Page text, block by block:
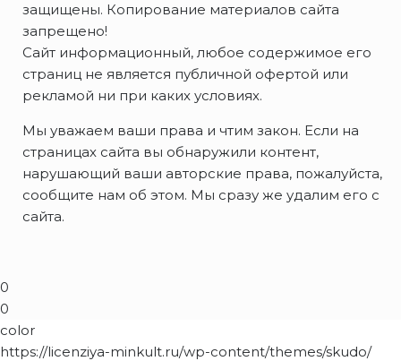
защищены. Копирование материалов сайта
запрещено!
Сайт информационный, любое содержимое его
страниц не является публичной офертой или
рекламой ни при каких условиях.
Мы уважаем ваши права и чтим закон. Если на
страницах сайта вы обнаружили контент,
нарушающий ваши авторские права, пожалуйста,
сообщите нам об этом. Мы сразу же удалим его с
сайта.
0
0
color
https://licenziya-minkult.ru/wp-content/themes/skudo/